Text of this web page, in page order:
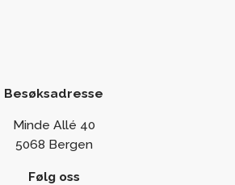
Besøksadresse
Minde Allé 40
5068 Bergen
Følg oss